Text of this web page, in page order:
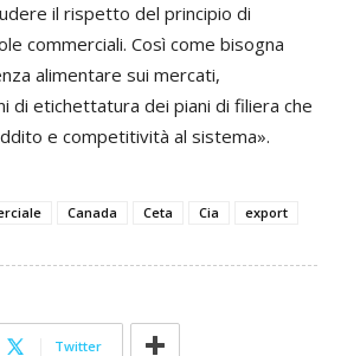
il rispetto del principio di
commerciali. Così come bisogna
alimentare sui mercati,
di etichettatura dei piani di filiera che
e competitività al sistema».
Canada Ceta Cia export
Twitter